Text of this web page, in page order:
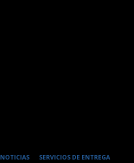
NOTICIAS SERVICIOS DE ENTREGA